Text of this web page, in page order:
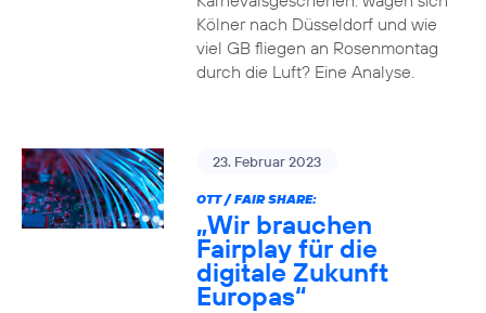
Kölner nach Düsseldorf und wie
viel GB fliegen an Rosenmontag
durch die Luft? Eine Analyse.
23. Februar 2023
OTT / FAIR SHARE:
„Wir brauchen
Fairplay für die
digitale Zukunft
Europas“